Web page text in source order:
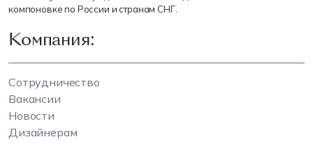
компоновке по России и странам СНГ.
Компания:
Сотрудничество
Вакансии
Новости
Дизайнерам